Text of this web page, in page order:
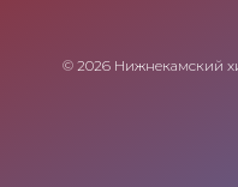
© 2026 Нижнекамский